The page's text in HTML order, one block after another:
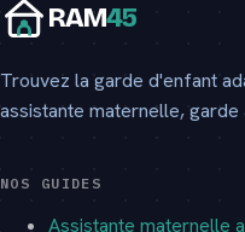
RAM45
Trouvez la garde d'enfant
assistante maternelle,
NOS GUIDES
Assistante maternelle